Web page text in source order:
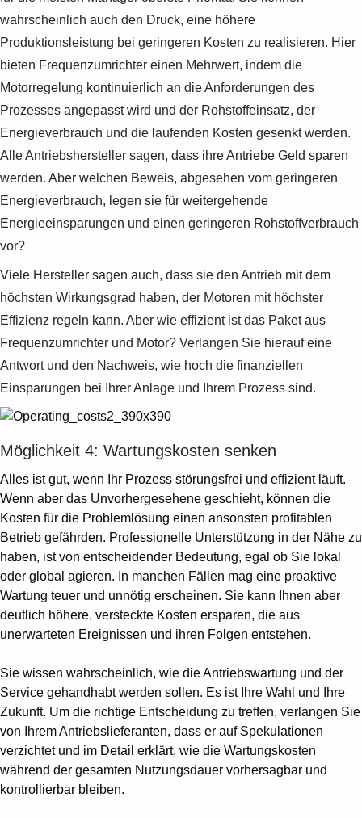
wahrscheinlich auch den Druck, eine höhere
Produktionsleistung bei geringeren Kosten zu realisieren. Hier
bieten Frequenzumrichter einen Mehrwert, indem die
Motorregelung kontinuierlich an die Anforderungen des
Prozesses angepasst wird und der Rohstoffeinsatz, der
Energieverbrauch und die laufenden Kosten gesenkt werden.
Alle Antriebshersteller sagen, dass ihre Antriebe Geld sparen
werden. Aber welchen Beweis, abgesehen vom geringeren
Energieverbrauch, legen sie für weitergehende
Energieeinsparungen und einen geringeren Rohstoffverbrauch
vor?
Viele Hersteller sagen auch, dass sie den Antrieb mit dem
höchsten Wirkungsgrad haben, der Motoren mit höchster
Effizienz regeln kann. Aber wie effizient ist das Paket aus
Frequenzumrichter und Motor? Verlangen Sie hierauf eine
Antwort und den Nachweis, wie hoch die finanziellen
Einsparungen bei Ihrer Anlage und Ihrem Prozess sind.
Möglichkeit 4: Wartungskosten senken
Alles ist gut, wenn Ihr Prozess störungsfrei und effizient läuft.
Wenn aber das Unvorhergesehene geschieht, können die
Kosten für die Problemlösung einen ansonsten profitablen
Betrieb gefährden. Professionelle Unterstützung in der Nähe zu
haben, ist von entscheidender Bedeutung, egal ob Sie lokal
oder global agieren. In manchen Fällen mag eine proaktive
Wartung teuer und unnötig erscheinen. Sie kann Ihnen aber
deutlich höhere, versteckte Kosten ersparen, die aus
unerwarteten Ereignissen und ihren Folgen entstehen.
Sie wissen wahrscheinlich, wie die Antriebswartung und der
Service gehandhabt werden sollen. Es ist Ihre Wahl und Ihre
Zukunft. Um die richtige Entscheidung zu treffen, verlangen Sie
von Ihrem Antriebslieferanten, dass er auf Spekulationen
verzichtet und im Detail erklärt, wie die Wartungskosten
während der gesamten Nutzungsdauer vorhersagbar und
kontrollierbar bleiben.